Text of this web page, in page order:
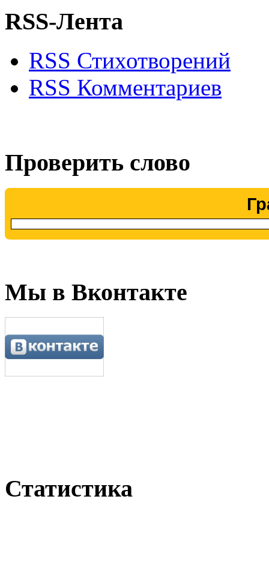
RSS-Лента
RSS Стихотворений
RSS Комментариев
Проверить слово
Мы в Вконтакте
Статистика